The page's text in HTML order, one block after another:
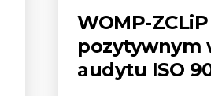
WOMP-
pozytywnym
audytu ISO